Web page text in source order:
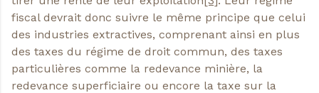
fiscal devrait donc suivre le même principe que celui
des industries extractives, comprenant ainsi en plus
des taxes du régime de droit commun, des taxes
particulières comme la redevance minière, la
redevance superficiaire ou encore la taxe sur la